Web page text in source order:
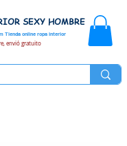
Tienda online ropa interior
SEXY HOMBRE
envió gratuito